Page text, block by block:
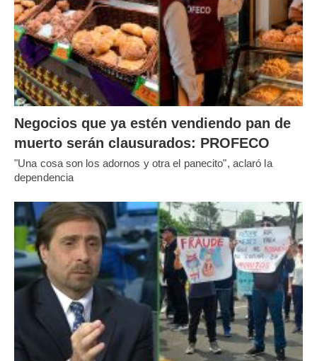
Negocios que ya estén vendiendo pan de
muerto serán clausurados: PROFECO
"Una cosa son los adornos y otra el panecito", aclaró la
dependencia